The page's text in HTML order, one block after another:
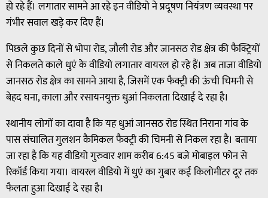
हो रहे हैं। लगातार सामने आ रहे इन वीडियो ने प्रदूषण नियंत्रण व्यवस्था पर
गंभीर सवाल खड़े कर दिए हैं।
पिछले कुछ दिनों से भोपा रोड, जौली रोड और जानसठ रोड क्षेत्र की फैक्ट्रियों
से निकलते काले धुएं के वीडियो लगातार वायरल हो रहे हैं। अब ताजा वीडियो
जानसठ रोड क्षेत्र का सामने आया है, जिसमें एक फैक्ट्री की ऊंची चिमनी से
बेहद घना, काला और रसायनयुक्त धुआं निकलता दिखाई दे रहा है।
स्थानीय लोगों का दावा है कि यह धुआं जानसठ रोड स्थित निराना गांव के
पास संचालित गुलशन कैमिकल फैक्ट्री की चिमनी से निकल रहा है। बताया
जा रहा है कि यह वीडियो गुरुवार शाम करीब 6:45 बजे मोबाइल फोन से
रिकॉर्ड किया गया। वायरल वीडियो में धुएं का गुबार कई किलोमीटर दूर तक
फैलता हुआ दिखाई दे रहा है।